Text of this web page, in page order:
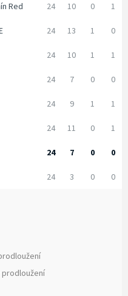
Red 24 10 0 1
24 13 1 0
24 10 1 1
24 7 0 0
24 9 1 1
24 11 0 1
24 7 0 0
24 3 0 0
prodloužení